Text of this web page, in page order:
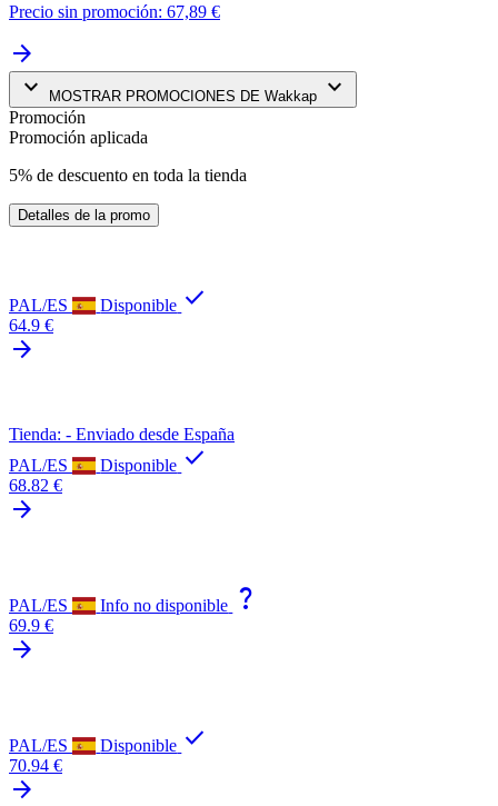
Precio sin promoción: 67,89 €
arrow_forward
keyboard_arrow_down
MOSTRAR PROMOCIONES DE Wakkap keyboard_arrow_down
Promoción
Promoción aplicada
5% de descuento en toda la tienda
Detalles de la promo
PAL/ES Disponible check
64.9 €
arrow_forward
Tienda: - Enviado desde España
PAL/ES
Disponible check
68.82 €
arrow_forward
PAL/ES Info no disponible question_mark
69.9 €
arrow_forward
PAL/ES Disponible check
70.94 €
arrow_forward